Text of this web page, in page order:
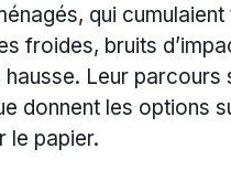
qui cumulaient
froides, bruits
Leur parcours
donnent les options
le papier.